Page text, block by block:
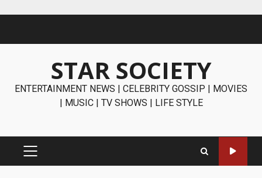
STAR SOCIETY
ENTERTAINMENT NEWS | CELEBRITY GOSSIP | MOVIES
| MUSIC | TV SHOWS | LIFE STYLE
PRIMARY